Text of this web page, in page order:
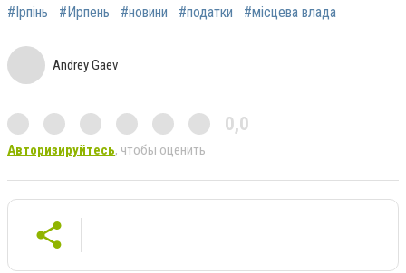
#Ірпінь #Ирпень #новини #податки #місцева влада
Andrey Gaev
0,0
Авторизируйтесь, чтобы оценить